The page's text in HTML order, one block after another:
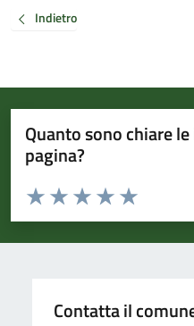
Indietro
Quanto sono chiare
pagina?
Valuta da 1 a 5 stelle la pagina
Valuta 5
Valuta 4 stelle
Valuta 3 stelle su 5
Valuta 2 stelle su 5
Valuta 1 stelle su 5
Contatta il